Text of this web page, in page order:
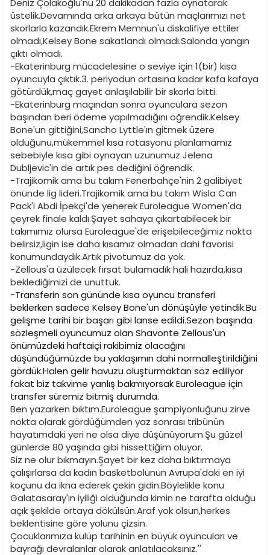
Deniz Çolakoğlu'nu 20 dakikadan fazla oynatarak
üstelik.Devamında arka arkaya bütün maçlarımızı net
skorlarla kazandık.Ekrem Memnun'u diskalifiye ettiler
olmadı,Kelsey Bone sakatlandı olmadı.Salonda yangın
çıktı olmadı.
-Ekaterinburg mücadelesine o seviye için 1(bir) kısa
oyuncuyla çıktık.3. periyodun ortasına kadar kafa kafaya
götürdük,maç gayet anlaşılabilir bir skorla bitti.
-Ekaterinburg maçından sonra oyunculara sezon
başından beri ödeme yapılmadığını öğrendik.Kelsey
Bone'un gittiğini,Sancho Lyttle'ın gitmek üzere
olduğunu,mükemmel kısa rotasyonu planlamamız
sebebiyle kısa gibi oynayan uzunumuz Jelena
Dubljevic'in de artık pes dediğini öğrendik.
-Trajikomik ama bu takım Fenerbahçe'nin 2 galibiyet
önünde lig lideri.Trajikomik ama bu takım Wisla Can
Pack'i Abdi İpekçi'de yenerek Euroleague Women'da
çeyrek finale kaldı.Şayet sahaya çıkartabilecek bir
takımımız olursa Euroleague'de erişebileceğimiz nokta
belirsiz,ligin ise daha kısamız olmadan dahi favorisi
konumundaydık.Artık pivotumuz da yok.
-Zellous'a üzülecek fırsat bulamadık hali hazırda,kısa
beklediğimizi de unuttuk.
-Transferin son gününde kısa oyuncu transferi
beklerken sadece Kelsey Bone'un dönüşüyle yetindik.Bu
gelişme tarihi bir başarı gibi lanse edildi.Sezon başında
sözleşmeli oyuncumuz olan Shavonte Zellous'un
önümüzdeki haftaiçi rakibimiz olacağını
düşündüğümüzde bu yaklaşımın dahi normalleştirildiğini
gördük.Halen gelir havuzu oluşturmaktan söz ediliyor
fakat biz takvime yanlış bakmıyorsak Euroleague için
transfer süremiz bitmiş durumda.
Ben yazarken bıktım.Euroleague şampiyonluğunu zirve
nokta olarak gördüğümden yaz sonrası tribünün
hayatımdaki yeri ne olsa diye düşünüyorum.Şu güzel
günlerde 80 yaşında gibi hissettiğim oluyor.
Siz ne olur bıkmayın.Şayet bir kez daha bıktırmaya
çalışırlarsa da kadın basketbolunun Avrupa'daki en iyi
koçunu da ikna ederek çekin gidin.Böylelikle konu
Galatasaray'ın iyiliği olduğunda kimin ne tarafta olduğu
açık şekilde ortaya dökülsün.Araf yok olsun,herkes
beklentisine göre yolunu çizsin.
Çocuklarımıza kulüp tarihinin en büyük oyuncuları ve
bayrağı devralanlar olarak anlatılacaksınız.''